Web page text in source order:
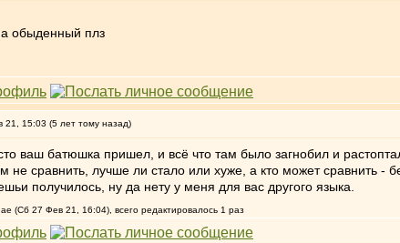
обыденный плз
15:03 (5 лет тому назад)
ваш батюшка пришел, и всё что там было загнобил и
не сравнить, лучше ли стало или хуже, а кто может сравнить -
получилось, ну да нету у меня для вас другого языка.
(Сб 27 Фев 21, 16:04), всего редактировалось 1 раз